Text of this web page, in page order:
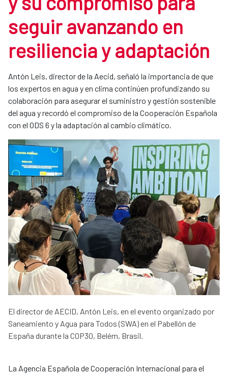
seguir avanzando en
resiliencia y adaptación
Antón Leis, director de la Aecid, señaló la importancia de que
los expertos en agua y en clima continúen profundizando su
colaboración para asegurar el suministro y gestión sostenible
del agua y recordó el compromiso de la Cooperación Española
con el ODS 6 y la adaptación al cambio climático.
El director de AECID, Antón Leis, en el evento organizado por
Saneamiento y Agua para Todos (SWA) en el Pabellón de
España durante la COP30, Belém, Brasil.
La Agencia Española de Cooperación Internacional para el